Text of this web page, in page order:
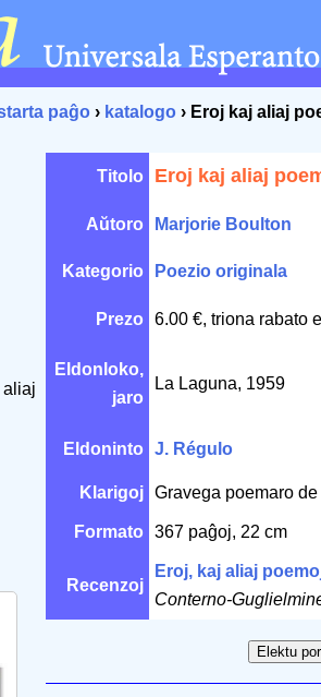
paĝo › katalogo › Eroj kaj aliaj
aliaj
Titolo Eroj kaj aliaj
Aŭtoro Marjorie Boulton
Kategorio Poezio originala
Prezo 6.00 €, triona rabato
Eldonloko,
jaro
La Laguna, 1959
Eldoninto J. Régulo
Klarigoj Gravega poemaro
Formato 367 paĝoj, 22 cm
Recenzoj
Eroj, kaj aliaj
Conterno-